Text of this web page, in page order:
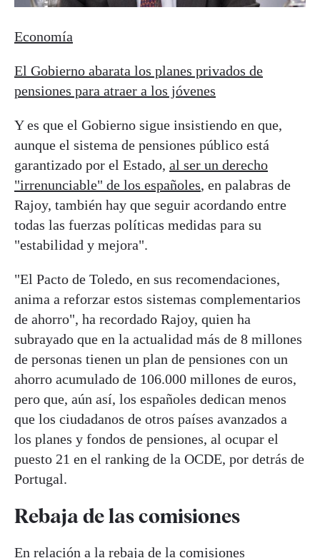
Economía
El Gobierno abarata los planes privados de
pensiones para atraer a los jóvenes
Y es que el Gobierno sigue insistiendo en que,
aunque el sistema de pensiones público está
garantizado por el Estado, al ser un derecho
"irrenunciable" de los españoles, en palabras de
Rajoy, también hay que seguir acordando entre
todas las fuerzas políticas medidas para su
"estabilidad y mejora".
"El Pacto de Toledo, en sus recomendaciones,
anima a reforzar estos sistemas complementarios
de ahorro", ha recordado Rajoy, quien ha
subrayado que en la actualidad más de 8 millones
de personas tienen un plan de pensiones con un
ahorro acumulado de 106.000 millones de euros,
pero que, aún así, los españoles dedican menos
que los ciudadanos de otros países avanzados a
los planes y fondos de pensiones, al ocupar el
puesto 21 en el ranking de la OCDE, por detrás de
Portugal.
Rebaja de las comisiones
En relación a la rebaja de la comisiones